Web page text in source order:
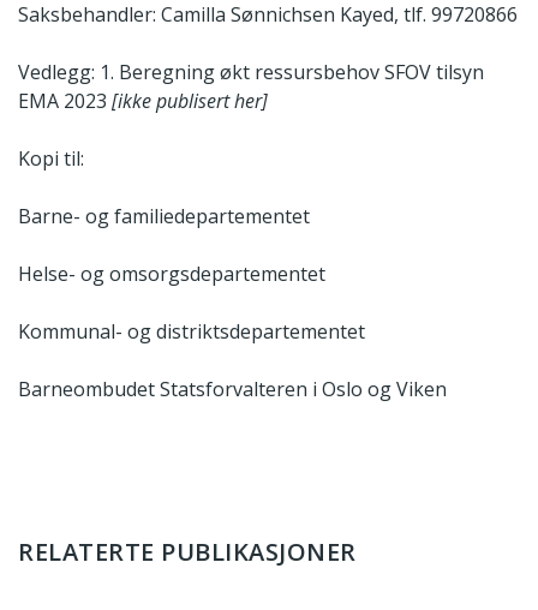
Saksbehandler: Camilla Sønnichsen Kayed, tlf. 99720866
Vedlegg: 1. Beregning økt ressursbehov SFOV tilsyn
EMA 2023 [ikke publisert her]
Kopi til:
Barne- og familiedepartementet
Helse- og omsorgsdepartementet
Kommunal- og distriktsdepartementet
Barneombudet Statsforvalteren i Oslo og Viken
RELATERTE PUBLIKASJONER